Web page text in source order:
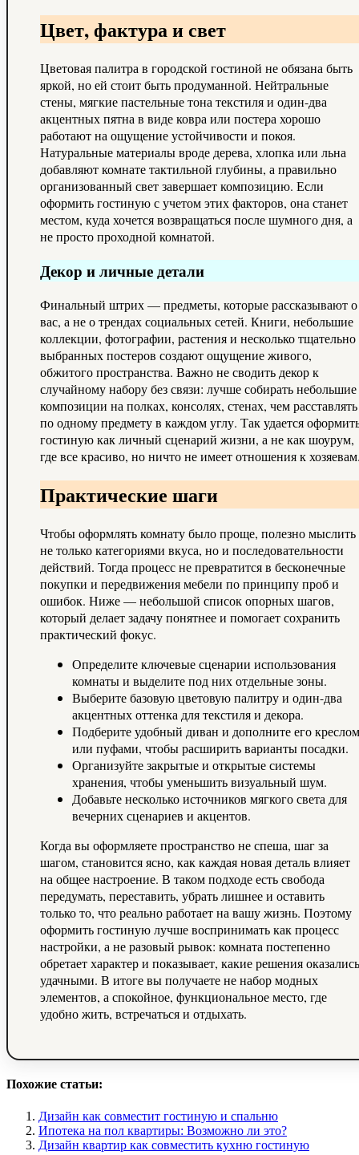
Цвет, фактура и свет
Цветовая палитра в городской гостиной не обязана быть
яркой, но ей стоит быть продуманной. Нейтральные
стены, мягкие пастельные тона текстиля и один-два
акцентных пятна в виде ковра или постера хорошо
работают на ощущение устойчивости и покоя.
Натуральные материалы вроде дерева, хлопка или льна
добавляют комнате тактильной глубины, а правильно
организованный свет завершает композицию. Если
оформить гостиную с учетом этих факторов, она станет
местом, куда хочется возвращаться после шумного дня, а
не просто проходной комнатой.
Декор и личные детали
Финальный штрих — предметы, которые рассказывают о
вас, а не о трендах социальных сетей. Книги, небольшие
коллекции, фотографии, растения и несколько тщательно
выбранных постеров создают ощущение живого,
обжитого пространства. Важно не сводить декор к
случайному набору без связи: лучше собирать небольшие
композиции на полках, консолях, стенах, чем расставлять
по одному предмету в каждом углу. Так удается
гостиную как личный сценарий жизни, а не как шоурум,
где все красиво, но ничто не имеет отношения к
Практические шаги
Чтобы оформлять комнату было проще, полезно мыслить
не только категориями вкуса, но и последовательности
действий. Тогда процесс не превратится в бесконечные
покупки и передвижения мебели по принципу проб и
ошибок. Ниже — небольшой список опорных шагов,
который делает задачу понятнее и помогает сохранить
практический фокус.
Определите ключевые сценарии использования
комнаты и выделите под них отдельные зоны.
Выберите базовую цветовую палитру и один-два
акцентных оттенка для текстиля и декора.
Подберите удобный диван и дополните его креслом
или пуфами, чтобы расширить варианты посадки.
Организуйте закрытые и открытые системы
хранения, чтобы уменьшить визуальный шум.
Добавьте несколько источников мягкого света для
вечерних сценариев и акцентов.
Когда вы оформляете пространство не спеша, шаг за
шагом, становится ясно, как каждая новая деталь влияет
на общее настроение. В таком подходе есть свобода
передумать, переставить, убрать лишнее и оставить
только то, что реально работает на вашу жизнь. Поэтому
оформить гостиную лучше воспринимать как процесс
настройки, а не разовый рывок: комната постепенно
обретает характер и показывает, какие решения оказались
удачными. В итоге вы получаете не набор модных
элементов, а спокойное, функциональное место, где
удобно жить, встречаться и отдыхать.
Похожие статьи:
Дизайн как совместит гостиную и спальню
Ипотека на пол квартиры: Возможно ли это?
Дизайн квартир как совместить кухню гостиную